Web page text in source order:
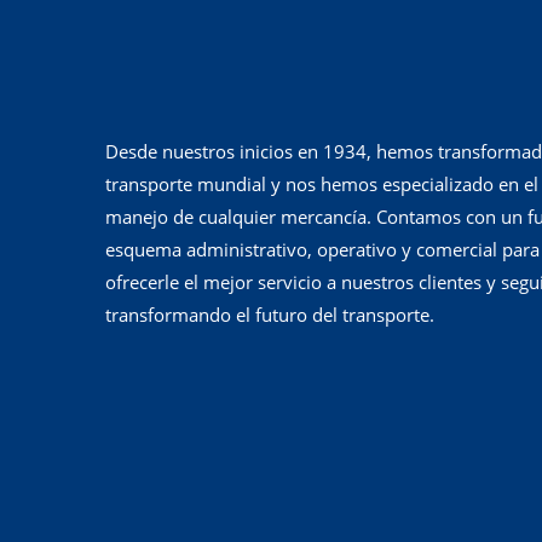
Desde nuestros inicios en 1934, hemos
transporte mundial y nos hemos especializado en el
manejo de cualquier mercancía. Contamos con un
esquema administrativo, operativo y comercial para
ofrecerle el mejor servicio a nuestros clientes y
transformando el futuro del transporte.